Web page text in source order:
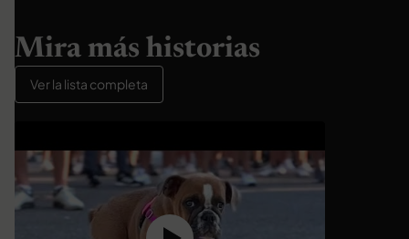
Mira más historias
Ver la lista completa